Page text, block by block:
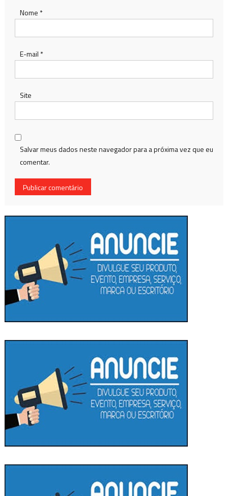
Nome *
E-mail *
Site
Salvar meus dados neste navegador para a próxima vez que eu
comentar.